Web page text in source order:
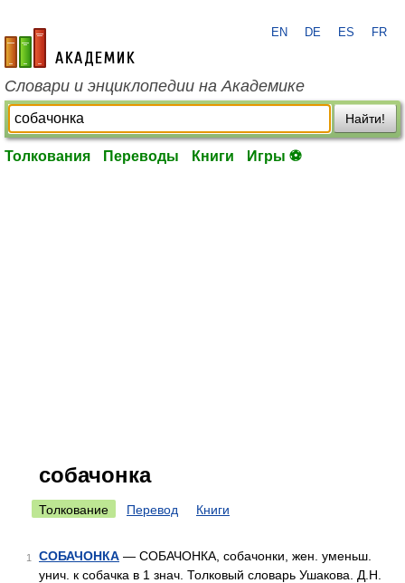
academic.ru
EN DE ES FR
Словари и энциклопедии на Академике
Найти!
Толкования Переводы Книги Игры ⚽
собачонка
Толкование Перевод Книги
1 СОБАЧОНКА — СОБАЧОНКА, собачонки, жен. уменьш.
унич. к собачка в 1 знач. Толковый словарь Ушакова. Д.Н.